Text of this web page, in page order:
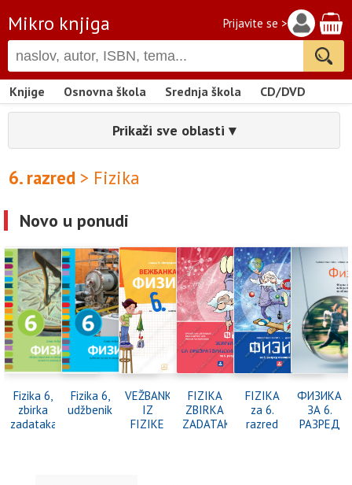
Mikro knjiga Prijavite se >
Knjige Osnovna škola Srednja škola CD/DVD
Prikaži sve oblasti ▾
6. razred > Fizika
Novo u ponudi
Fizika 6,
zbirka
zadataka
Fizika 6,
udžbenik
VEŽBANKA
IZ
FIZIKE
FIZIKA
ZBIRKA
ZADATAKA
FIZIKA
za 6.
razred
ФИЗИКА
ЗА 6.
РАЗРЕД